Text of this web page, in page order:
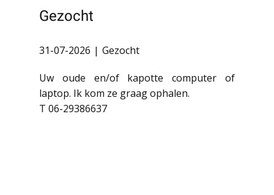
Gezocht
31-07-2026 Gezocht
Uw oude en/of kapotte computer of
laptop. Ik kom ze graag ophalen.
T 06-29386637